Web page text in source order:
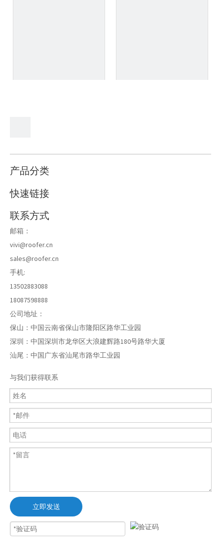
产品分类
快速链接
联系方式
邮箱：
vivi@roofer.cn
sales@roofer.cn
手机:
13502883088
18087598888
公司地址：
保山：中国云南省保山市隆阳区路华工业园
深圳：中国深圳市龙华区大浪建辉路180号路华大厦
汕尾：中国广东省汕尾市路华工业园
与我们获得联系
立即发送